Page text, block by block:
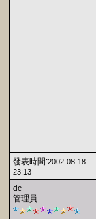
發表時間:2002-08-18
23:13
dc
管理員